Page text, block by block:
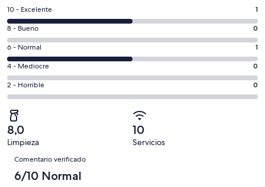
en
una
ventana
nueva
1
comentarios
de
un
total
de
2
con
una
puntuación
de
10
Excelente
10 - Excelente 1
0
comentarios
de
un
total
de
con
una
puntuación
8 - Bueno 0
1
comentarios
de
un
total
de
2
con
una
puntuación
de
6 - Normal 1
0
comentarios
de
total
de
2
con
puntuación
4 - Mediocre 0
0
comentarios
de
un
total
de
con
2 - Horrible 0
8,0
Limpieza
10
Servicios
Comentarios
Comentario verificado
6/10 Normal